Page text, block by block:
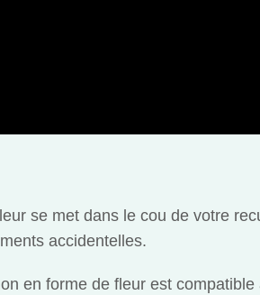
se met dans le cou de votre
accidentelles.
en forme de fleur est